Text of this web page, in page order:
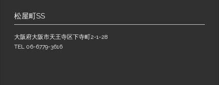
松屋町SS
大阪府大阪市天王寺区下寺町2-1-28
TEL 06-6779-3616